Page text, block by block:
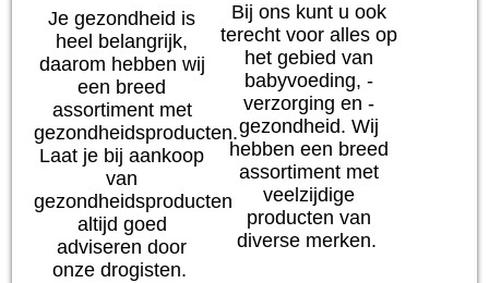
Je gezondheid is
heel belangrijk,
daarom hebben wij
een breed
assortiment met
gezondheidsproducten.
Laat je bij aankoop
van
gezondheidsproducten
altijd goed
adviseren door
onze drogisten.
Bij ons kunt u ook
terecht voor alles op
het gebied van
babyvoeding, -
verzorging en -
gezondheid. Wij
hebben een breed
assortiment met
veelzijdige
producten van
diverse merken.